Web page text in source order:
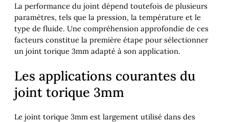
La performance du joint dépend toutefois de plusieurs
paramètres, tels que la pression, la température et le
type de fluide. Une compréhension approfondie de ces
facteurs constitue la première étape pour sélectionner
un joint torique 3mm adapté à son application.
Les applications courantes du
joint torique 3mm
Le joint torique 3mm est largement utilisé dans des